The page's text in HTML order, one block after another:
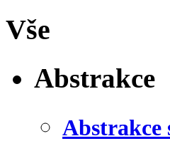
Vše
Abstrakce
Abstrakce